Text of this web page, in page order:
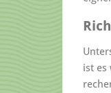
ist es